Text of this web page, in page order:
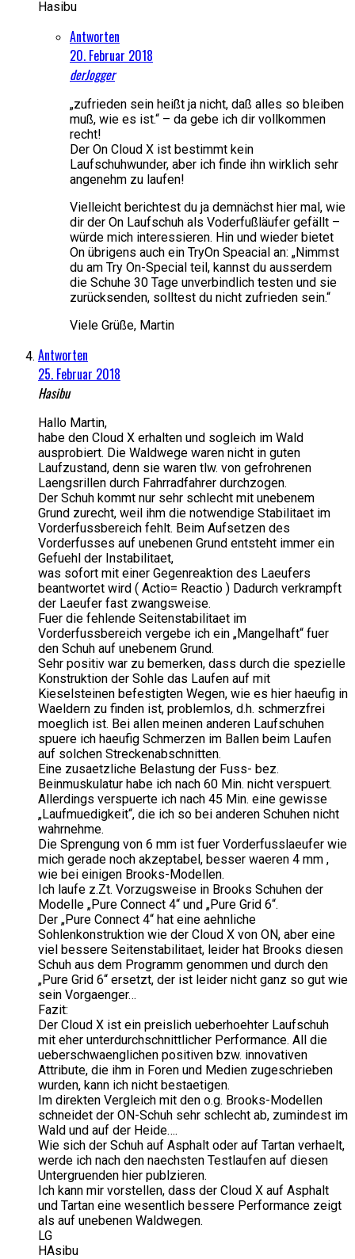
Hasibu
Antworten
20. Februar 2018
derJogger
„zufrieden sein heißt ja nicht, daß alles so bleiben
muß, wie es ist.“ – da gebe ich dir vollkommen
recht!
Der On Cloud X ist bestimmt kein
Laufschuhwunder, aber ich finde ihn wirklich sehr
angenehm zu laufen!
Vielleicht berichtest du ja demnächst hier mal, wie
dir der On Laufschuh als Voderfußläufer gefällt –
würde mich interessieren. Hin und wieder bietet
On übrigens auch ein TryOn Speacial an: „Nimmst
du am Try On-Special teil, kannst du ausserdem
die Schuhe 30 Tage unverbindlich testen und sie
zurücksenden, solltest du nicht zufrieden sein.“
Viele Grüße, Martin
Antworten
25. Februar 2018
Hasibu
Hallo Martin,
habe den Cloud X erhalten und sogleich im Wald
ausprobiert. Die Waldwege waren nicht in guten
Laufzustand, denn sie waren tlw. von gefrohrenen
Laengsrillen durch Fahrradfahrer durchzogen.
Der Schuh kommt nur sehr schlecht mit unebenem
Grund zurecht, weil ihm die notwendige Stabilitaet im
Vorderfussbereich fehlt. Beim Aufsetzen des
Vorderfusses auf unebenen Grund entsteht immer ein
Gefuehl der Instabilitaet,
was sofort mit einer Gegenreaktion des Laeufers
beantwortet wird ( Actio= Reactio ) Dadurch verkrampft
der Laeufer fast zwangsweise.
Fuer die fehlende Seitenstabilitaet im
Vorderfussbereich vergebe ich ein „Mangelhaft“ fuer
den Schuh auf unebenem Grund.
Sehr positiv war zu bemerken, dass durch die spezielle
Konstruktion der Sohle das Laufen auf mit
Kieselsteinen befestigten Wegen, wie es hier haeufig in
Waeldern zu finden ist, problemlos, d.h. schmerzfrei
moeglich ist. Bei allen meinen anderen Laufschuhen
spuere ich haeufig Schmerzen im Ballen beim Laufen
auf solchen Streckenabschnitten.
Eine zusaetzliche Belastung der Fuss- bez.
Beinmuskulatur habe ich nach 60 Min. nicht verspuert.
Allerdings verspuerte ich nach 45 Min. eine gewisse
„Laufmuedigkeit“, die ich so bei anderen Schuhen nicht
wahrnehme.
Die Sprengung von 6 mm ist fuer Vorderfusslaeufer wie
mich gerade noch akzeptabel, besser waeren 4 mm ,
wie bei einigen Brooks-Modellen.
Ich laufe z.Zt. Vorzugsweise in Brooks Schuhen der
Modelle „Pure Connect 4“ und „Pure Grid 6“.
Der „Pure Connect 4“ hat eine aehnliche
Sohlenkonstruktion wie der Cloud X von ON, aber eine
viel bessere Seitenstabilitaet, leider hat Brooks diesen
Schuh aus dem Programm genommen und durch den
„Pure Grid 6“ ersetzt, der ist leider nicht ganz so gut wie
sein Vorgaenger…
Fazit:
Der Cloud X ist ein preislich ueberhoehter Laufschuh
mit eher unterdurchschnittlicher Performance. All die
ueberschwaenglichen positiven bzw. innovativen
Attribute, die ihm in Foren und Medien zugeschrieben
wurden, kann ich nicht bestaetigen.
Im direkten Vergleich mit den o.g. Brooks-Modellen
schneidet der ON-Schuh sehr schlecht ab, zumindest im
Wald und auf der Heide….
Wie sich der Schuh auf Asphalt oder auf Tartan verhaelt,
werde ich nach den naechsten Testlaufen auf diesen
Untergruenden hier publzieren.
Ich kann mir vorstellen, dass der Cloud X auf Asphalt
und Tartan eine wesentlich bessere Performance zeigt
als auf unebenen Waldwegen.
LG
HAsibu